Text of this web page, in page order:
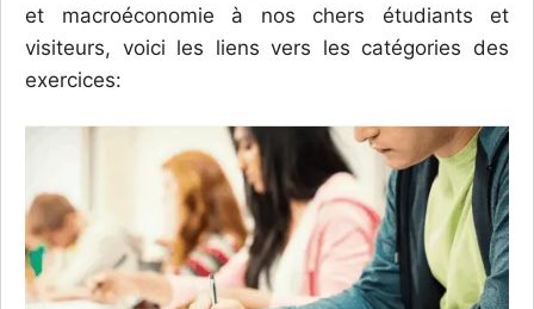
et macroéconomie à nos chers étudiants et
visiteurs, voici les liens vers les catégories des
exercices: